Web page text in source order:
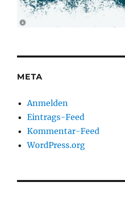
META
Anmelden
Eintrags-Feed
Kommentar-Feed
WordPress.org